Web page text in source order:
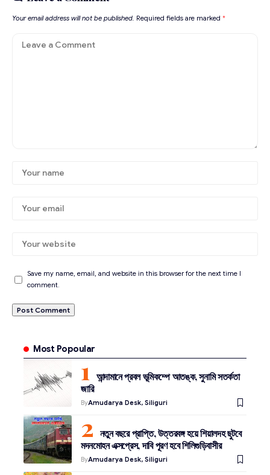
Your email address will not be published. Required fields are marked *
Save my name, email, and website in this browser for the next time I
comment.
Most Popoular
আন্দামানে প্রবল ভূমিকম্পে আতঙ্ক, সুনামি সতর্কতা
জারি
ByAmudarya Desk, Siliguri
নতুন বছরে প্রাপ্তি, উত্তরবঙ্গ হয়ে শিয়ালদহ ছুটবে
মদনমোহন এক্সপ্রেস, দাবি পূরণ হবে শিলিগুড়িবাসীর
ByAmudarya Desk, Siliguri